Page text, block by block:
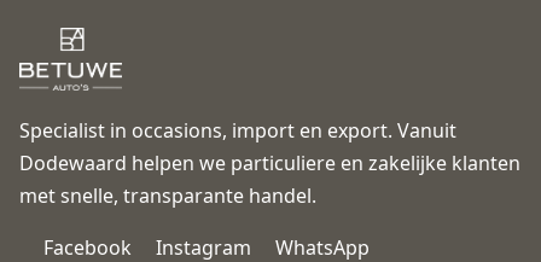
Specialist in occasions, import en export. Vanuit
Dodewaard helpen we particuliere en zakelijke klanten
met snelle, transparante handel.
Facebook
Instagram WhatsApp